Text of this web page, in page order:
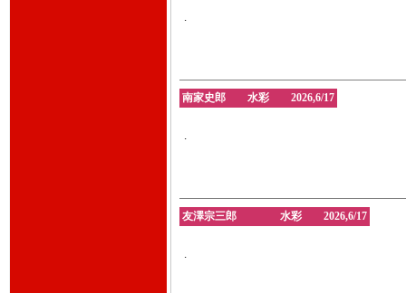
.
南家史郎 水彩 2026,6/17
.
友澤宗三郎 水彩 2026,6/17
.